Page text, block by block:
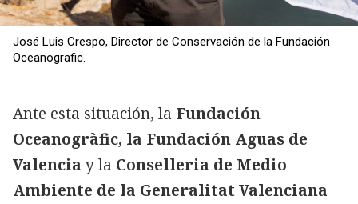
José Luis Crespo, Director de Conservación de la Fundación
Oceanografic.
Ante esta situación, la Fundación
Oceanogràfic, la Fundación Aguas de
Valencia y la Conselleria de Medio
Ambiente de la Generalitat Valenciana